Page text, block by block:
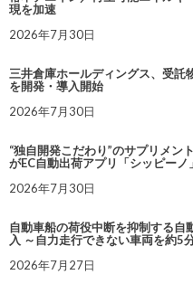
現を加速
2026年7月30日
三井倉庫ホールディングス、受託
を開発・導入開始
2026年7月30日
“独自開発こだわり”のサプリメン
がEC自動出荷アプリ「シッピーノ
2026年7月30日
自動車船の荷役中断を抑制する自
入 ～自力走行できない車両を約5
2026年7月27日